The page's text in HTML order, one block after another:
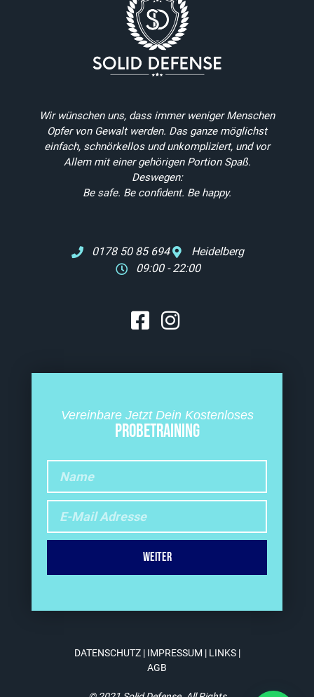
Wir wünschen uns, dass immer weniger Menschen
Opfer von Gewalt werden. Das ganze möglichst
einfach, schnörkellos und unkompliziert, und vor
Allem mit einer gehörigen Portion Spaß.
Deswegen:
Be safe. Be confident. Be happy.
0178 50 85 694
Heidelberg
09:00 - 22:00
Vereinbare Jetzt Dein Kostenloses
PROBETRAINING
Weiter
DATENSCHUTZ| IMPRESSUM | LINKS|
AGB